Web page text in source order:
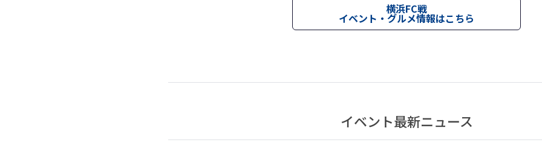
横浜FC戦
イベント・グルメ情報はこちら
イベント最新ニュース